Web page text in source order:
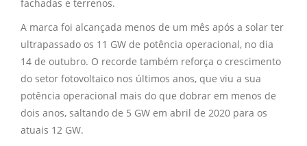
fachadas e terrenos.
A marca foi alcançada menos de um mês após a solar ter
ultrapassado os 11 GW de potência operacional, no dia
14 de outubro. O recorde também reforça o crescimento
do setor fotovoltaico nos últimos anos, que viu a sua
potência operacional mais do que dobrar em menos de
dois anos, saltando de 5 GW em abril de 2020 para os
atuais 12 GW.